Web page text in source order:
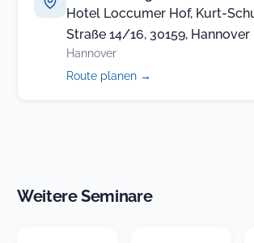
Hotel Loccumer Hof, Kurt-
Straße 14/16, 30159, Hannover
Hannover
Route planen →
Weitere Seminare